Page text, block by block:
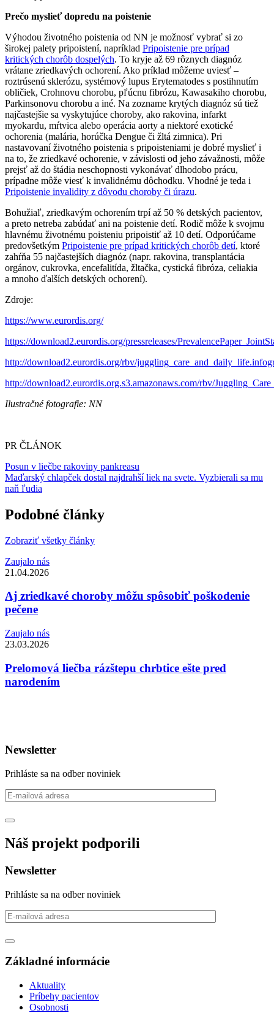
Prečo myslieť dopredu na poistenie
Výhodou životného poistenia od NN je možnosť vybrať si zo
širokej palety pripoistení, napríklad Pripoistenie pre prípad
kritických chorôb dospelých. To kryje až 69 rôznych diagnóz
vrátane zriedkavých ochorení. Ako príklad môžeme uviesť –
roztrúsenú sklerózu, systémový lupus Erytematodes s postihnutím
obličiek, Crohnovu chorobu, pľúcnu fibrózu, Kawasakiho chorobu,
Parkinsonovu chorobu a iné. Na zozname krytých diagnóz sú tiež
najčastejšie sa vyskytujúce choroby, ako rakovina, infarkt
myokardu, mŕtvica alebo operácia aorty a niektoré exotické
ochorenia (malária, horúčka Dengue či žltá zimnica). Pri
nastavovaní životného poistenia s pripoisteniami je dobré myslieť i
na to, že zriedkavé ochorenie, v závislosti od jeho závažnosti, môže
prejsť až do štádia neschopnosti vykonávať dlhodobo prácu,
prípadne môže viesť k invalidnému dôchodku. Vhodné je teda i
Pripoistenie invalidity z dôvodu choroby či úrazu.
Bohužiaľ, zriedkavým ochorením trpí až 50 % detských pacientov,
a preto netreba zabúdať ani na poistenie detí. Rodič môže k svojmu
hlavnému životnému poisteniu pripoistiť až 10 detí. Odporúčame
predovšetkým Pripoistenie pre prípad kritických chorôb detí, ktoré
zahŕňa 55 najčastejších diagnóz (napr. rakovina, transplantácia
orgánov, cukrovka, encefalitída, žltačka, cystická fibróza, celiakia
a mnoho ďalších detských ochorení).
Zdroje:
https://www.eurordis.org/
https://download2.eurordis.org/pressreleases/
http://download2.eurordis.org/rbv/
http://download2.eurordis.org.s3.amazonaws.com/rbv/
Ilustračné fotografie: NN
PR ČLÁNOK
Posun v liečbe rakoviny pankreasu
Maďarský chlapček dostal najdrahší liek na svete. Vyzbierali sa mu
naň ľudia
Podobné články
Zobraziť všetky články
Zaujalo nás
21.04.2026
Aj zriedkavé choroby môžu spôsobiť poškodenie
pečene
Zaujalo nás
23.03.2026
Prelomová liečba rázštepu chrbtice ešte pred
narodením
Newsletter
Prihláste sa na odber noviniek
Náš projekt podporili
Newsletter
Prihláste sa na odber noviniek
Základné informácie
Aktuality
Príbehy pacientov
Osobnosti